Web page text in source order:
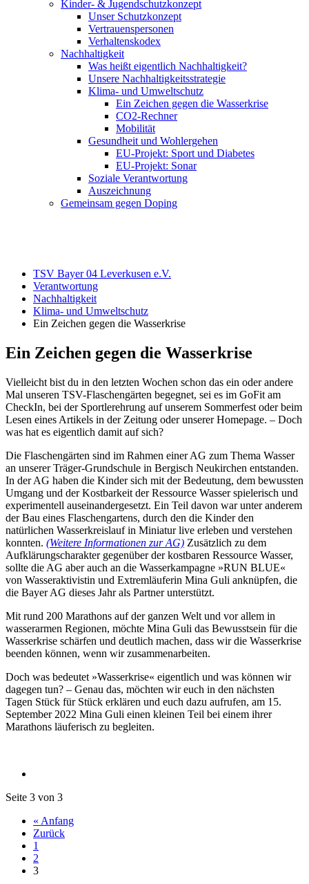
Kinder- & Jugendschutzkonzept
Unser Schutzkonzept
Vertrauenspersonen
Verhaltenskodex
Nachhaltigkeit
Was heißt eigentlich Nachhaltigkeit?
Unsere Nachhaltigkeitsstrategie
Klima- und Umweltschutz
Ein Zeichen gegen die Wasserkrise
CO2-Rechner
Mobilität
Gesundheit und Wohlergehen
EU-Projekt: Sport und Diabetes
EU-Projekt: Sonar
Soziale Verantwortung
Auszeichnung
Gemeinsam gegen Doping
TSV Bayer 04 Leverkusen e.V.
Verantwortung
Nachhaltigkeit
Klima- und Umweltschutz
Ein Zeichen gegen die Wasserkrise
Ein Zeichen gegen die Wasserkrise
Vielleicht bist du in den letzten Wochen schon das ein oder andere
Mal unseren TSV-Flaschengärten begegnet, sei es im GoFit am
CheckIn, bei der Sportlerehrung auf unserem Sommerfest oder beim
Lesen eines Artikels in der Zeitung oder unserer Homepage. – Doch
was hat es eigentlich damit auf sich?
Die Flaschengärten sind im Rahmen einer AG zum Thema Wasser
an unserer Träger-Grundschule in Bergisch Neukirchen entstanden.
In der AG haben die Kinder sich mit der Bedeutung, dem bewussten
Umgang und der Kostbarkeit der Ressource Wasser spielerisch und
experimentell auseinandergesetzt. Ein Teil davon war unter anderem
der Bau eines Flaschengartens, durch den die Kinder den
natürlichen Wasserkreislauf in Miniatur live erleben und verstehen
konnten. (Weitere Informationen zur AG) Zusätzlich zu dem
Aufklärungscharakter gegenüber der kostbaren Ressource Wasser,
sollte die AG aber auch an die Wasserkampagne »RUN BLUE«
von Wasseraktivistin und Extremläuferin Mina Guli anknüpfen, die
die Bayer AG dieses Jahr als Partner unterstützt.
Mit rund 200 Marathons auf der ganzen Welt und vor allem in
wasserarmen Regionen, möchte Mina Guli das Bewusstsein für die
Wasserkrise schärfen und deutlich machen, dass wir die Wasserkrise
beenden können, wenn wir zusammenarbeiten.
Doch was bedeutet »Wasserkrise« eigentlich und was können wir
dagegen tun? – Genau das, möchten wir euch in den nächsten
Tagen Stück für Stück erklären und euch dazu aufrufen, am 15.
September 2022 Mina Guli einen kleinen Teil bei einem ihrer
Marathons läuferisch zu begleiten.
Seite 3 von 3
« Anfang
Zurück
1
2
3